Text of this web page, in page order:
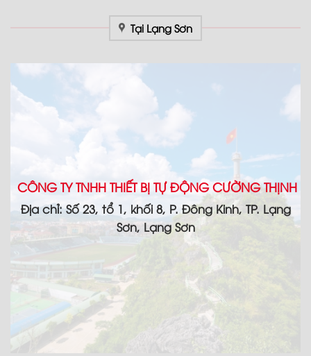
Tại Lạng Sơn
CÔNG TY TNHH THIẾT BỊ TỰ ĐỘNG CƯỜNG THỊNH
Địa chỉ: Số 23, tổ 1, khối 8, P. Đông Kinh, TP. Lạng
Sơn, Lạng Sơn